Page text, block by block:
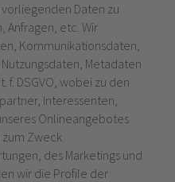
Daten zu
Anfragen, etc. Wir
Kommunikationsdaten,
Metadaten
f. DSGVO, wobei zu den
Interessenten,
Onlineangebotes
zum Zweck
des Marketings und
wir die Profile der